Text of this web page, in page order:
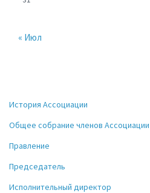
« Июл
История Ассоциации
Общее собрание членов Ассоциации
Правление
Председатель
Исполнительный директор